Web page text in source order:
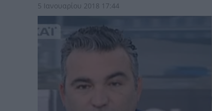
5 Ιανουαρίου 2018 17:44